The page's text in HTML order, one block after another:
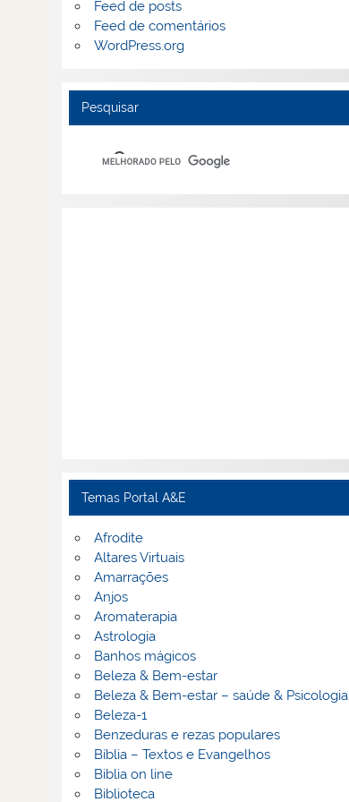
Feed de posts
Feed de comentários
WordPress.org
Pesquisar
Temas Portal A&E
Afrodite
Altares Virtuais
Amarrações
Anjos
Aromaterapia
Astrologia
Banhos mágicos
Beleza & Bem-estar
Beleza & Bem-estar – saúde & Psicologia
Beleza-1
Benzeduras e rezas populares
Bíblia – Textos e Evangelhos
Biblia on line
Biblioteca